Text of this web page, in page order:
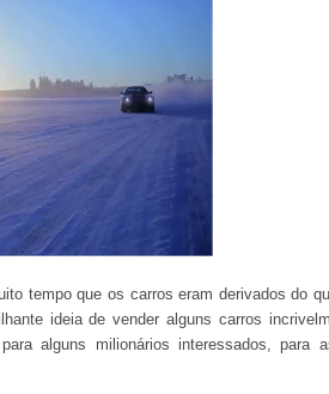
tempo que os carros eram derivados do
ideia de vender alguns carros
alguns milionários interessados, para